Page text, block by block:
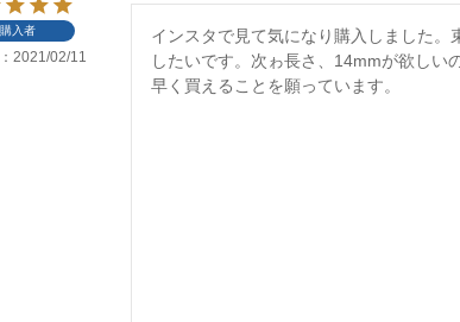
購入者
2021/02/11
インスタで見て気になり購入しました
したいです。次ゎ長さ、14mmが欲しい
早く買えることを願っています。